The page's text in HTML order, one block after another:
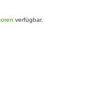
verfügbar.